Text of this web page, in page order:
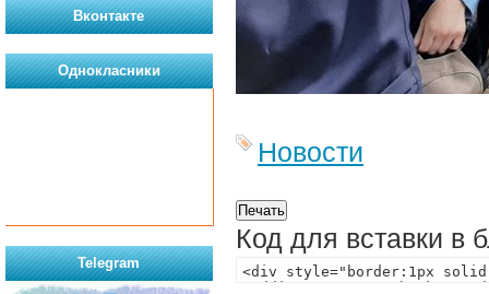
Новости
Код для вставки в
Вконтакте
Однокласники
Telegram